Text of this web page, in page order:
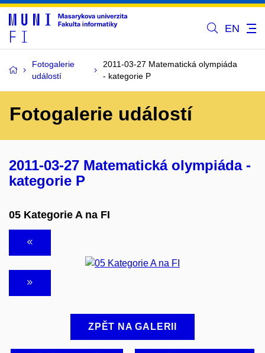
EN
Fotogalerie
událostí
2011-03-27 Matematická olympiáda
- kategorie P
Fotogalerie událostí
2011-03-27 Matematická olympiáda -
kategorie P
05 Kategorie A na FI
ZPĚT NA GALERII